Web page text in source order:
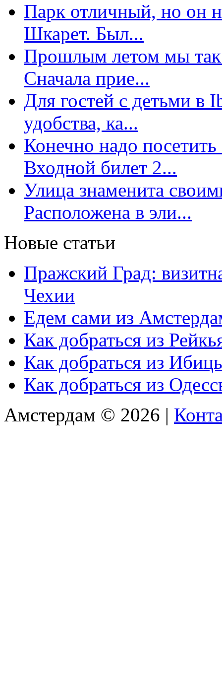
Парк отличный, но он
Шкарет. Был...
Прошлым летом мы так
Сначала прие...
Для гостей с детьми в
удобства, ка...
Конечно надо посетить
Входной билет 2...
Улица знаменита
Расположена в эли...
Новые статьи
Пражский Град:
Чехии
Едем сами из
Как добраться из
Как добраться из
Как добраться из
Амстердам © 2026 |